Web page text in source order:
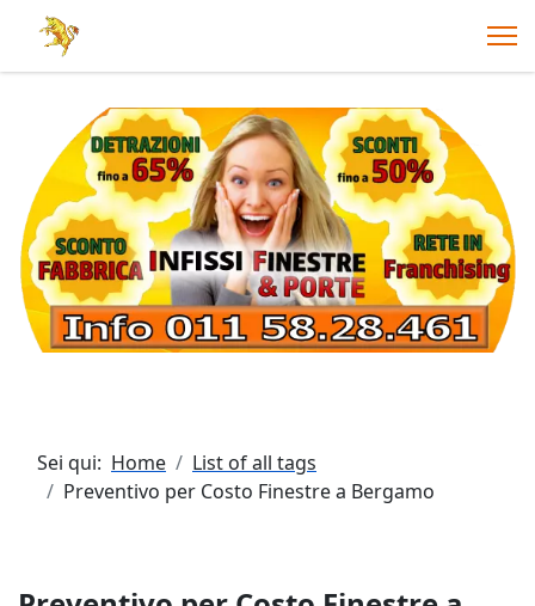
Sei qui: Home
List of all tags
Preventivo per Costo Finestre a Bergamo